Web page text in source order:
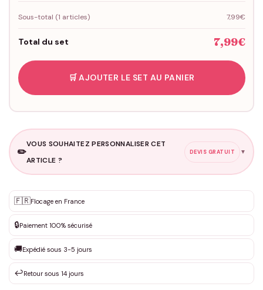
Sous-total (1 articles) 7,99€
Total du set 7,99€
🛒 AJOUTER LE SET AU PANIER
✏️
VOUS SOUHAITEZ PERSONNALISER CET
ARTICLE ?
DEVIS GRATUIT ▼
✨ Personnalisation sur mesure
DEVIS GRATUIT · Personnalisation de 3 à 10€ selon la demande
Que souhaitez-vous ?*
Votre texte / idée*
🇫🇷Flocage en France
🔒Paiement 100% sécurisé
🚚Expédié sous 3-5 jours
↩️Retour sous 14 jours